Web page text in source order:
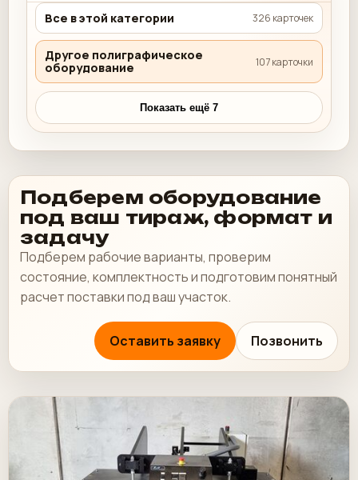
Все в этой категории 326 карточек
Другое полиграфическое
оборудование
107 карточки
Показать ещё 7
Подберем оборудование
под ваш тираж, формат и
задачу
Подберем рабочие варианты, проверим
состояние, комплектность и подготовим понятный
расчет поставки под ваш участок.
Оставить заявку Позвонить